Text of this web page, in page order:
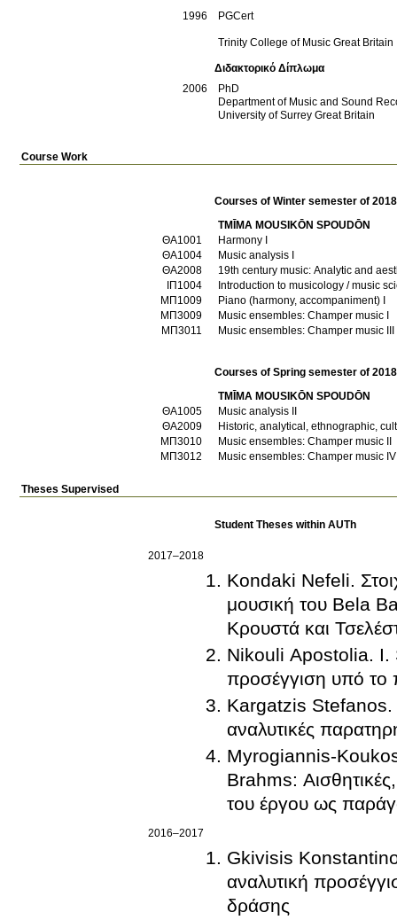
1996
PGCert
Trinity College of Music Great Britain
Διδακτορικό Δίπλωμα
2006
PhD
Department of Music and Sound
University of Surrey Great Britain
Course Work
Courses of Winter semester of
TMĪMA MOUSIKŌN SPOUDŌN
ΘΑ1001
Harmony I
ΘΑ1004
Music analysis I
ΘΑ2008
19th century music: Analytic and
ΙΠ1004
Introduction to musicology / music
ΜΠ1009
Piano (harmony, accompaniment) I
ΜΠ3009
Music ensembles: Champer music I
ΜΠ3011
Music ensembles: Champer music III
Courses of Spring semester of
TMĪMA MOUSIKŌN SPOUDŌN
ΘΑ1005
Music analysis II
ΘΑ2009
Historic, analytical, ethnographic,
ΜΠ3010
Music ensembles: Champer music II
ΜΠ3012
Music ensembles: Champer music IV
Theses Supervised
Student Theses within AUTh
2017–2018
Kondaki Nefeli.
μουσική του Bela
Κρουστά και
Nikouli Apostolia. I.
προσέγγιση υπό το
Kargatzis Stefanos.
αναλυτικές
Myrogiannis-
Brahms:
του έργου ως
2016–2017
Gkivisis
αναλυτική
δράσης